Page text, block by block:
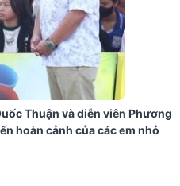
Thuận và diễn viên Phương
hoàn cảnh của các em nhỏ